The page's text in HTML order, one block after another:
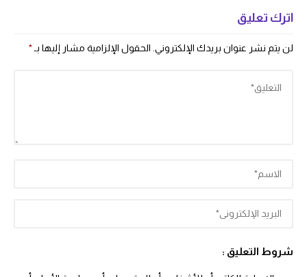
اترك تعليق
لن يتم نشر عنوان بريدك الإلكتروني. الحقول الإلزامية مشار إليها بـ*
شروط التعليق :